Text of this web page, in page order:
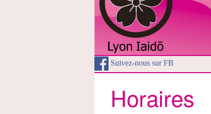
Suivez-nous sur FB
Horaires